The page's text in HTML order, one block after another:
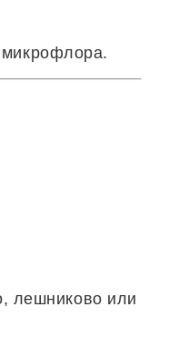
микрофлора.
лешниково или